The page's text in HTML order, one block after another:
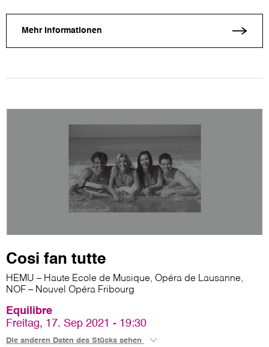
Mehr Informationen
Cosi fan tutte
HEMU – Haute Ecole de Musique, Opéra de Lausanne,
NOF – Nouvel Opéra Fribourg
Equilibre
Freitag, 17. Sep 2021 - 19:30
Die anderen Daten des Stücks sehen